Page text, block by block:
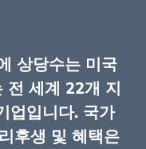
상당수는 미국
전 세계 22개 지
업입니다. 국가
후생 및 혜택은